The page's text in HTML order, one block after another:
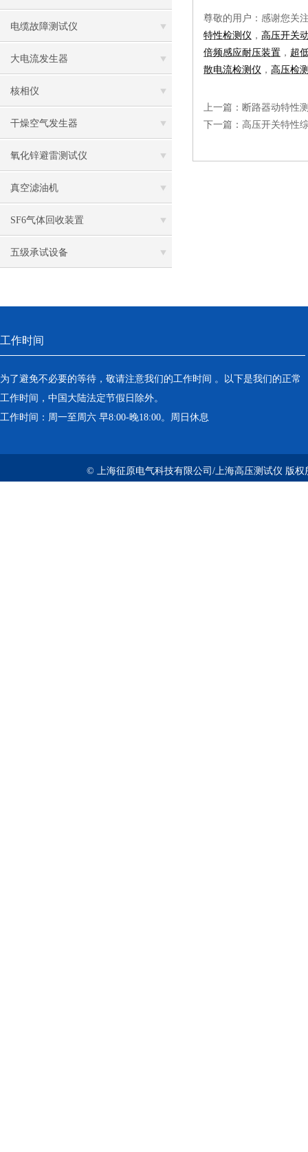
电缆故障测试仪
大电流发生器
核相仪
干燥空气发生器
氧化锌避雷测试仪
真空滤油机
SF6气体回收装置
五级承试设备
尊敬的用户：感谢您关
特性检测仪 ， 高压开关
倍频感应耐压装置 ， 超
散电流检测仪 ， 高压检
上一篇： 断路器动特性
下一篇： 高压开关特性
工作时间
为了避免不必要的等待，敬请注意我们的工作时间 。以下是我们的正常
工作时间，中国大陆法定节假日除外。
工作时间：周一至周六 早8:00-晚18:00。周日休息
© 上海征原电气科技有限公司/上海高压测试仪 版权